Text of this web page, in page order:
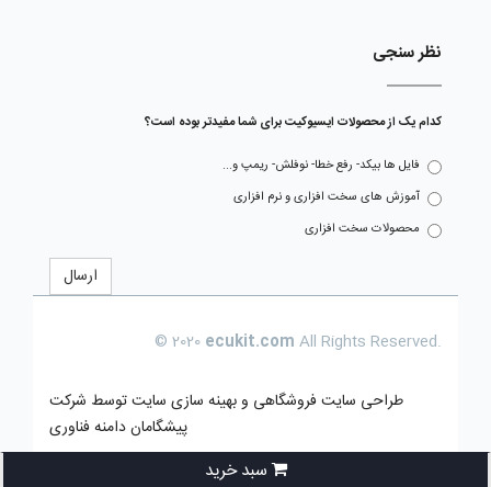
سبد خرید
نظر سنجی
کدام یک از محصولات ایسیوکیت برای شما مفیدتر بوده است؟
فایل ها بیکد- رفع خطا- نوفلش- ریمپ و...
آموزش های سخت افزاری و نرم افزاری
محصولات سخت افزاری
ارسال
© 2020 ecukit.com All Rights Reserved.
طراحی سایت فروشگاهی و بهینه سازی سایت توسط شرکت
پیشگامان دامنه فناوری